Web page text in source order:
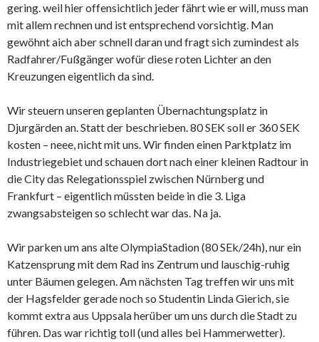
gering. weil hier offensichtlich jeder fährt wie er will, muss man
mit allem rechnen und ist entsprechend vorsichtig. Man
gewöhnt aich aber schnell daran und fragt sich zumindest als
Radfahrer/Fußgänger wofür diese roten Lichter an den
Kreuzungen eigentlich da sind.
Wir steuern unseren geplanten Übernachtungsplatz in
Djurgärden an. Statt der beschrieben. 80 SEK soll er 360 SEK
kosten – neee, nicht mit uns. Wir finden einen Parktplatz im
Industriegebiet und schauen dort nach einer kleinen Radtour in
die City das Relegationsspiel zwischen Nürnberg und
Frankfurt – eigentlich müssten beide in die 3. Liga
zwangsabsteigen so schlecht war das. Na ja.
Wir parken um ans alte OlympiaStadion (80 SEk/24h), nur ein
Katzensprung mit dem Rad ins Zentrum und lauschig-ruhig
unter Bäumen gelegen. Am nächsten Tag treffen wir uns mit
der Hagsfelder gerade noch so Studentin Linda Gierich, sie
kommt extra aus Uppsala herüber um uns durch die Stadt zu
führen. Das war richtig toll (und alles bei Hammerwetter).